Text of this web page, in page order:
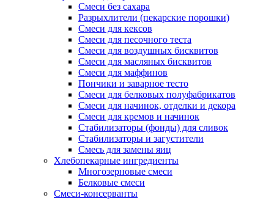
Смеси без сахара
Разрыхлители (пекарские порошки)
Смеси для кексов
Смеси для песочного теста
Смеси для воздушных бисквитов
Смеси для масляных бисквитов
Смеси для маффинов
Пончики и заварное тесто
Cмеси для белковых полуфабрикатов
Смеси для начинок, отделки и декора
Смеси для кремов и начинок
Стабилизаторы (фонды) для сливок
Стабилизаторы и загустители
Смесь для замены яиц
Хлебопекарные ингредиенты
Многозерновые смеси
Белковые смеси
Смеси-консерванты